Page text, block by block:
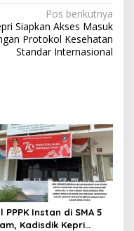
Pos berikutnya
Siapkan Akses Masuk
Protokol Kesehatan
Standar Internasional
PPPK Instan di SMA 5
Kadisdik Kepri